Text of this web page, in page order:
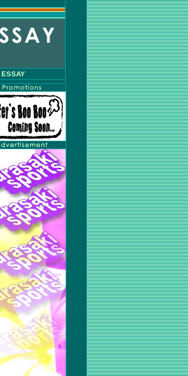
ESSAY